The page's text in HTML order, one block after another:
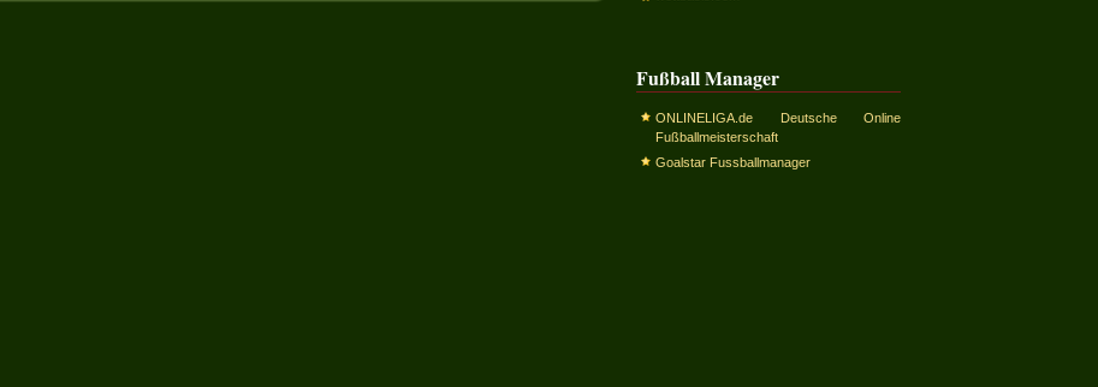
Fußball Manager
ONLINELIGA.de Deutsche Online
Fußballmeisterschaft
Goalstar Fussballmanager